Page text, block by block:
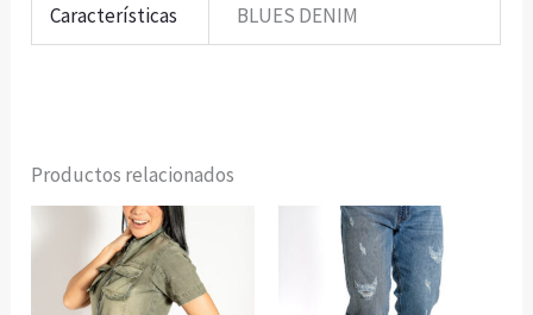
Características BLUES DENIM
Productos relacionados